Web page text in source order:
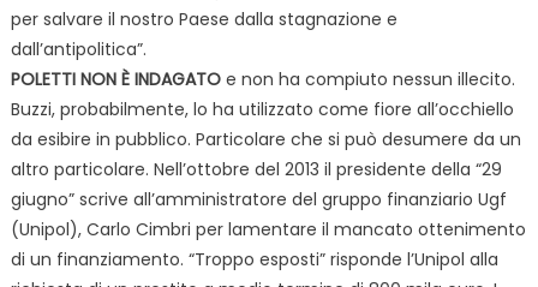
per salvare il nostro Paese dalla stagnazione e
dall’antipolitica”.
POLETTI NON È INDAGATOe non ha compiuto nessun illecito.
Buzzi, probabilmente, lo ha utilizzato come fiore all’occhiello
da esibire in pubblico. Particolare che si può desumere da un
altro particolare. Nell’ottobre del 2013 il presidente della “29
giugno” scrive all’amministratore del gruppo finanziario Ugf
(Unipol), Carlo Cimbri per lamentare il mancato ottenimento
di un finanziamento. “Troppo esposti” risponde l’Unipol alla